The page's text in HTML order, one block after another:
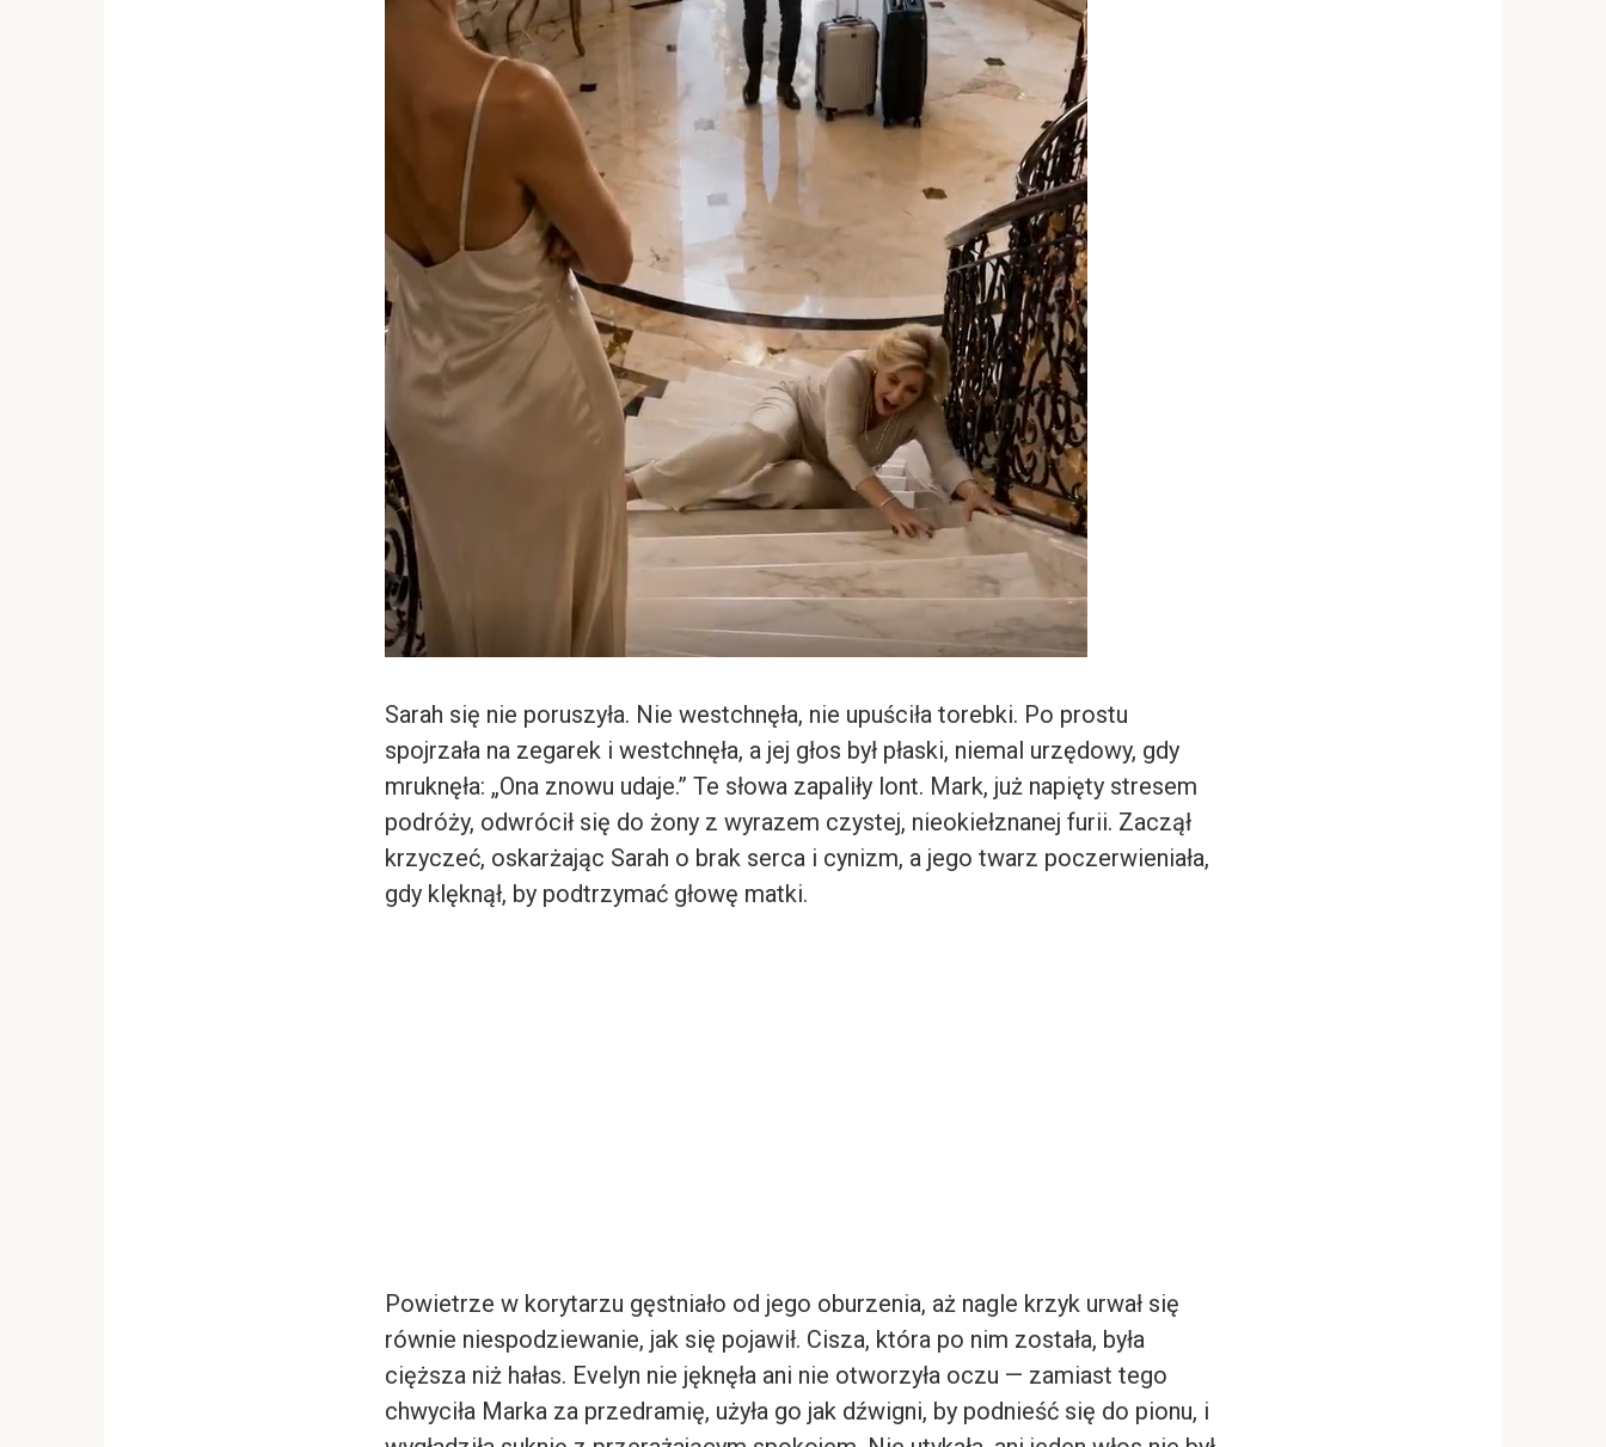
Sarah się nie poruszyła. Nie westchnęła, nie upuściła torebki. Po prostu
spojrzała na zegarek i westchnęła, a jej głos był płaski, niemal urzędowy, gdy
mruknęła: „Ona znowu udaje.” Te słowa zapaliły lont. Mark, już napięty stresem
podróży, odwrócił się do żony z wyrazem czystej, nieokiełznanej furii. Zaczął
krzyczeć, oskarżając Sarah o brak serca i cynizm, a jego twarz poczerwieniała,
gdy klęknął, by podtrzymać głowę matki.
Powietrze w korytarzu gęstniało od jego oburzenia, aż nagle krzyk urwał się
równie niespodziewanie, jak się pojawił. Cisza, która po nim została, była
cięższa niż hałas. Evelyn nie jęknęła ani nie otworzyła oczu — zamiast tego
chwyciła Marka za przedramię, użyła go jak dźwigni, by podnieść się do pionu, i